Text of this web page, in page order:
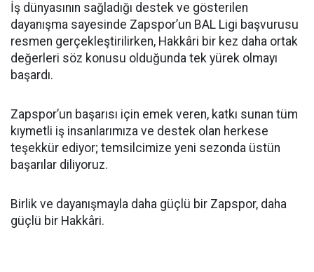
İş dünyasının sağladığı destek ve gösterilen
dayanışma sayesinde Zapspor’un BAL Ligi başvurusu
resmen gerçekleştirilirken, Hakkâri bir kez daha ortak
değerleri söz konusu olduğunda tek yürek olmayı
başardı.
Zapspor’un başarısı için emek veren, katkı sunan tüm
kıymetli iş insanlarımıza ve destek olan herkese
teşekkür ediyor; temsilcimize yeni sezonda üstün
başarılar diliyoruz.
Birlik ve dayanışmayla daha güçlü bir Zapspor, daha
güçlü bir Hakkâri.